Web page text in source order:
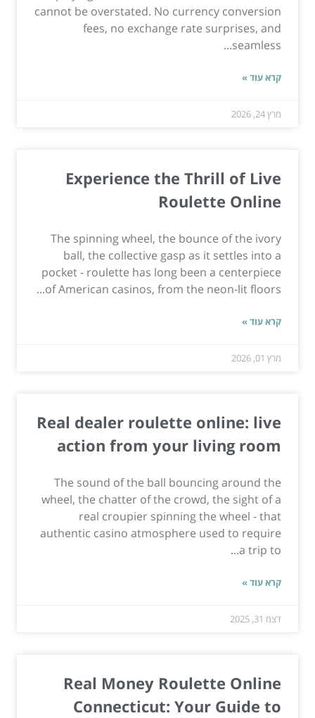
cannot be overstated. No currency conversion
fees, no exchange rate surprises, and
seamless...
קרא עוד »
מרץ 24, 2026
Experience the Thrill of Live
Roulette Online
The spinning wheel, the bounce of the ivory
ball, the collective gasp as it settles into a
pocket - roulette has long been a centerpiece
of American casinos, from the neon-lit floors...
קרא עוד »
מרץ 01, 2026
Real dealer roulette online: live
action from your living room
The sound of the ball bouncing around the
wheel, the chatter of the crowd, the sight of a
real croupier spinning the wheel - that
authentic casino atmosphere used to require
a trip to...
קרא עוד »
דצמ 31, 2025
Real Money Roulette Online
Connecticut: Your Guide to